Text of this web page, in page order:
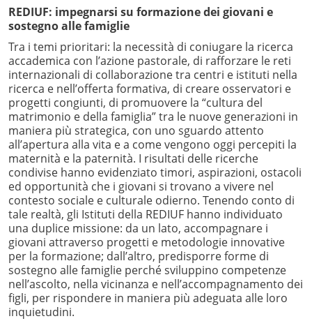
REDIUF: impegnarsi su formazione dei giovani e
sostegno alle famiglie
Tra i temi prioritari: la necessità di coniugare la ricerca
accademica con l’azione pastorale, di rafforzare le reti
internazionali di collaborazione tra centri e istituti nella
ricerca e nell’offerta formativa, di creare osservatori e
progetti congiunti, di promuovere la “cultura del
matrimonio e della famiglia” tra le nuove generazioni in
maniera più strategica, con uno sguardo attento
all’apertura alla vita e a come vengono oggi percepiti la
maternità e la paternità. I risultati delle ricerche
condivise hanno evidenziato timori, aspirazioni, ostacoli
ed opportunità che i giovani si trovano a vivere nel
contesto sociale e culturale odierno. Tenendo conto di
tale realtà, gli Istituti della REDIUF hanno individuato
una duplice missione: da un lato, accompagnare i
giovani attraverso progetti e metodologie innovative
per la formazione; dall’altro, predisporre forme di
sostegno alle famiglie perché sviluppino competenze
nell’ascolto, nella vicinanza e nell’accompagnamento dei
figli, per rispondere in maniera più adeguata alle loro
inquietudini.